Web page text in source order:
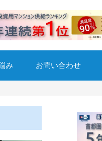
み お問い合わせ